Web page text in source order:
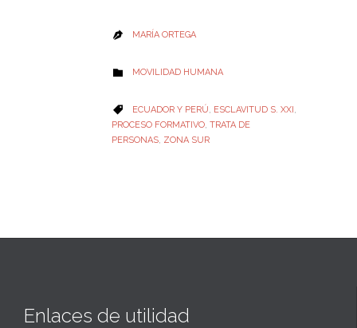
 MARÍA ORTEGA
 CATEGORY
MOVILIDAD HUMANA
 CATEGORY
ECUADOR Y PERÚ, ESCLAVITUD S. XXI,
PROCESO FORMATIVO, TRATA DE
PERSONAS, ZONA SUR
Enlaces de utilidad